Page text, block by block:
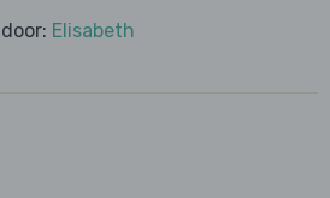
Elisabeth